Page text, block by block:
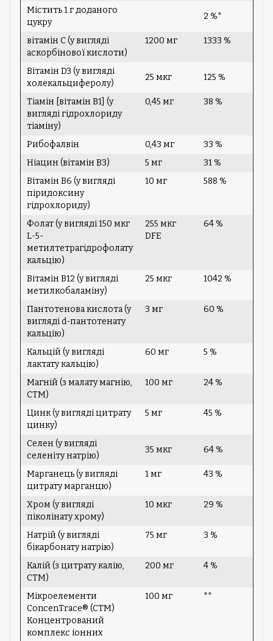
Містить 1 г доданого
цукру
2 %*
вітамін C (у вигляді
аскорбінової кислоти)
1200 мг 1333 %
Вітамін D3 (у вигляді
холекальциферолу)
25 мкг 125 %
Тіамін [вітамін B1] (у
вигляді гідрохлориду
тіаміну)
0,45 мг 38 %
Рибофалвін 0,43 мг
33 %
Ніацин (вітамін B3)
5 мг
31 %
Вітамін B6 (у вигляді
піридоксину
гідрохлориду)
10 мг 588 %
Фолат (у вигляді 150 мкг
L-5-
метилтетрагідрофолату
кальцію)
255 мкг
DFE
64 %
Вітамін B12 (у вигляді
метилкобаламіну)
25 мкг 1042 %
Пантотенова кислота (у
вигляді d-пантотенату
кальцію)
3 мг 60 %
Кальцій (у вигляді
лактату кальцію)
60 мг 5 %
Магній (з малату магнію,
CTM)
100 мг 24 %
Цинк (у вигляді цитрату
цинку)
5 мг 45 %
Селен (у вигляді
селеніту натрію)
35 мкг 64 %
Марганець (у вигляді
цитрату марганцю)
1 мг 43 %
Хром (у вигляді
піколінату хрому)
10 мкг 29 %
Натрій (у вигляді
бікарбонату натрію)
75 мг 3 %
Калій (з цитрату калію,
CTM)
200 мг 4 %
Мікроелементи
ConcenTrace® (CTM)
Концентрований
комплекс іонних
100 мг **